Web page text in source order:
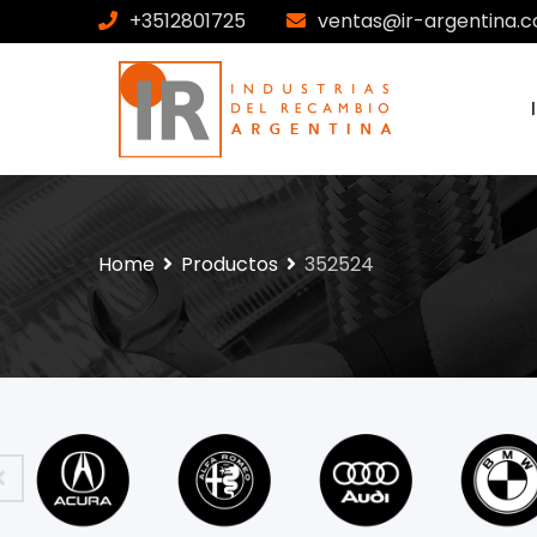
+3512801725 ventas@ir-
Home Productos 352524